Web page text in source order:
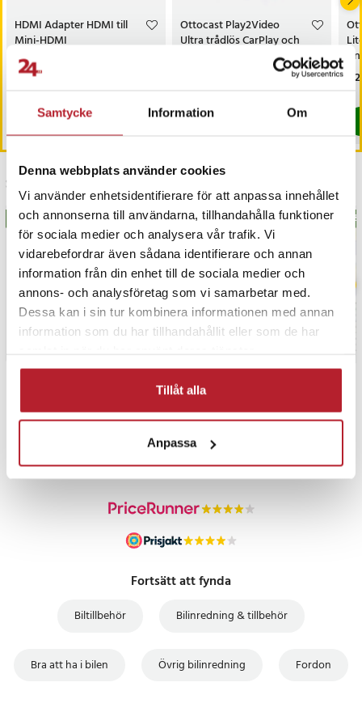
Samtycke Information Om
Denna webbplats använder cookies
Vi använder enhetsidentifierare för att anpassa innehållet
och annonserna till användarna, tillhandahålla funktioner
för sociala medier och analysera vår trafik. Vi
vidarebefordrar även sådana identifierare och annan
information från din enhet till de sociala medier och
annons- och analysföretag som vi samarbetar med.
Dessa kan i sin tur kombinera informationen med annan
information som du har tillhandahållit eller som de har
Tillåt alla
Anpassa
- Förpackningen innehåller: Ottocast OttoAibox P3-adapter, USB-C
till USB-A-kabel, USB-C till USB-C-kabel, strömkabel och
användarmanual
HDMI Adapter HDMI till
Mini-HDMI
Pris:39 kr
39 kr
Köp
Ottocast Play2Video
Ultra trådlös CarPlay och
Android Auto-adapter
Senast besökta
BÄSTSÄLJARE
PRISGARANTI
UTFÖRSÄLJNING
Fortsätt att fynda
Biltillbehör Bilinredning & tillbehör
Bra att ha i bilen Övrig bilinredning Fordon